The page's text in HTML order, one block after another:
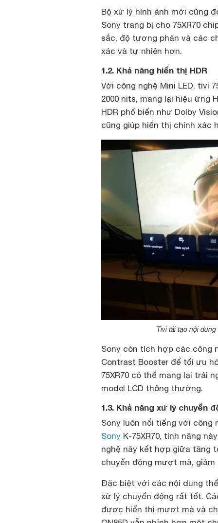
Bộ xử lý hình ảnh mới cũng
Sony trang bị cho 75XR70
sắc, độ tương phản và các
xác và tự nhiên hơn.
1.2. Khả năng hiển thị HDR
Với công nghệ Mini LED, tivi
2000 nits, mang lại hiệu ứng
HDR phổ biến như Dolby
cũng giúp hiển thị chính xác
Tivi tái tạo nội
Sony còn tích hợp các công
Contrast Booster để tối ưu
75XR70 có thể mang lại trải
model LCD thông thường.
1.3. Khả năng xử lý chuyển
Sony luôn nổi tiếng với công
Sony K-75XR70, tính năng
nghệ này kết hợp giữa tăng
chuyển động mượt mà,
Đặc biệt với các nội dung
xử lý chuyển động rất tốt.
được hiển thị mượt mà và